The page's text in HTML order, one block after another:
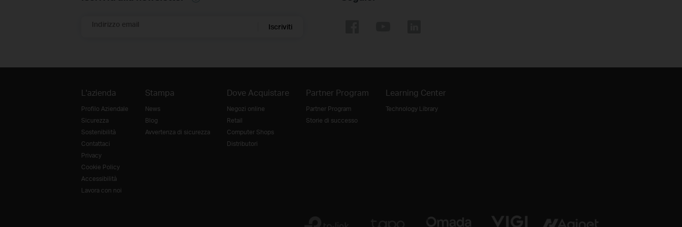
Indirizzo email Iscriviti
L'azienda
Profilo Aziendale
Sicurezza
Sostenibilità
Contattaci
Privacy
Cookie Policy
Accessibilità
Lavora con noi
Stampa
News
Blog
Avvertenza di sicurezza
Dove Acquistare
Negozi online
Retail
Computer Shops
Distributori
Partner Program
Partner Program
Storie di successo
Learning Center
Technology Library